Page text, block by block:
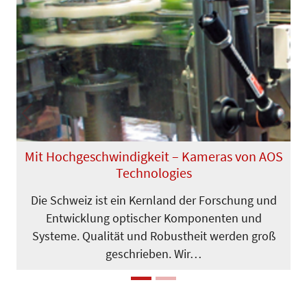
Mit Hochgeschwindigkeit – Kameras von AOS
Technologies
Die Schweiz ist ein Kernland der For­schung und
Entwicklung optischer Komponenten und
Systeme. Qualität und Robustheit werden groß
geschrieben. Wir…
Previous Next